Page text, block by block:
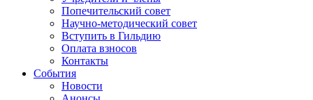
Попечительский совет
Научно-методический совет
Вступить в Гильдию
Оплата взносов
Контакты
События
Новости